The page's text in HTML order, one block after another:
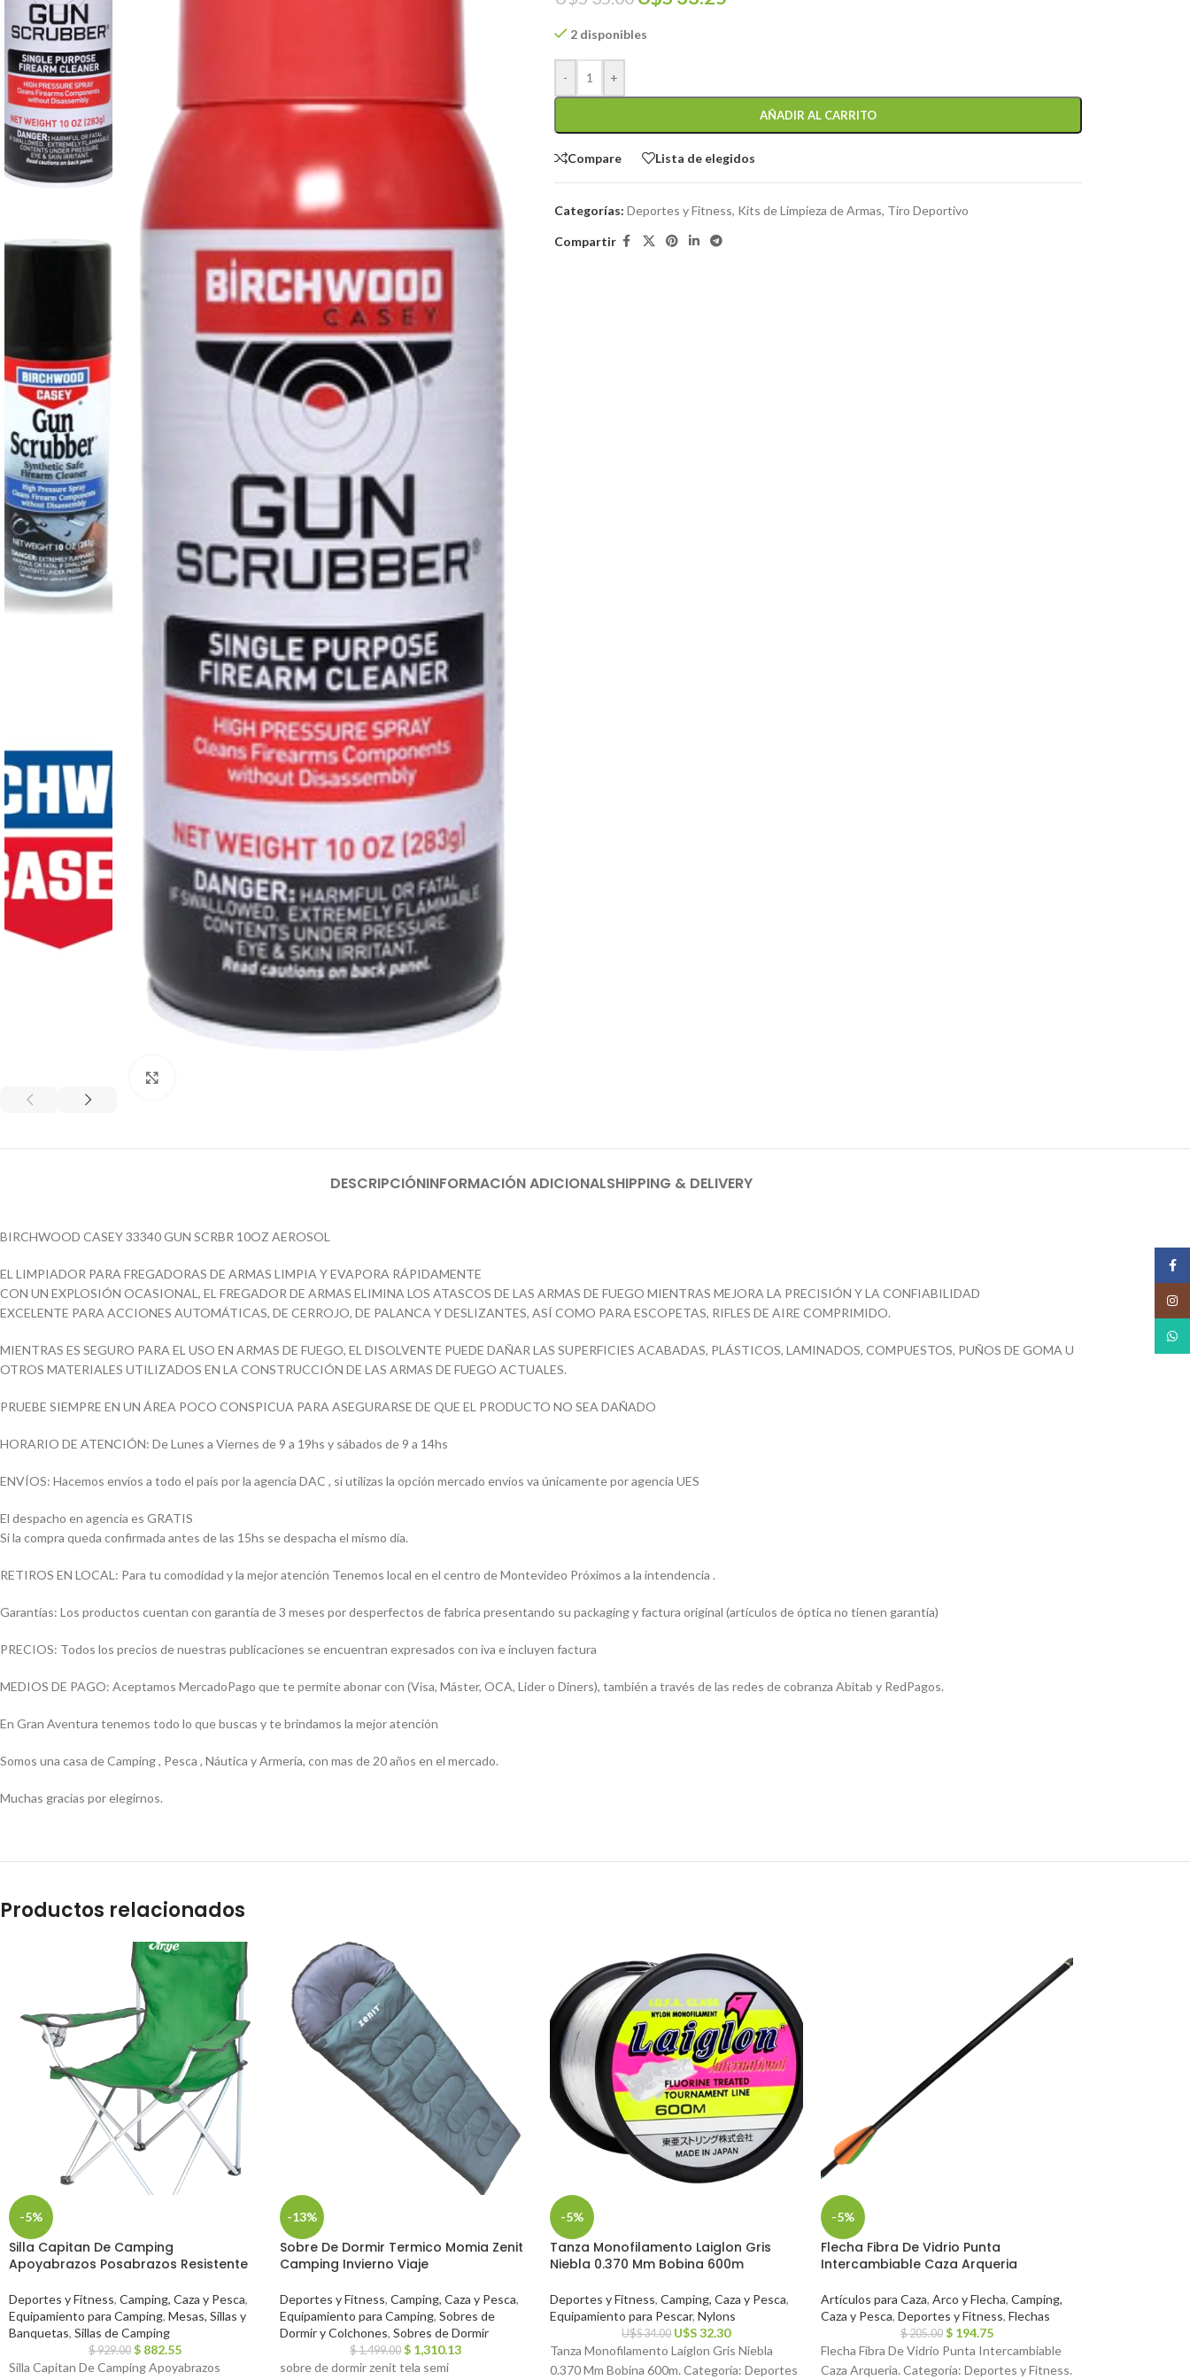
2 disponibles
- +
AÑADIR AL CARRITO
Compare Lista de elegidos
Categorías: Deportes y Fitness, Kits de Limpieza de Armas, Tiro Deportivo
Compartir
DESCRIPCIÓNINFORMACIÓN ADICIONALSHIPPING & DELIVERY
BIRCHWOOD CASEY 33340 GUN SCRBR 10OZ AEROSOL
EL LIMPIADOR PARA FREGADORAS DE ARMAS LIMPIA Y EVAPORA RÁPIDAMENTE
CON UN EXPLOSIÓN OCASIONAL, EL FREGADOR DE ARMAS ELIMINA LOS ATASCOS DE LAS ARMAS DE FUEGO MIENTRAS MEJORA LA PRECISIÓN Y LA CONFIABILIDAD
EXCELENTE PARA ACCIONES AUTOMÁTICAS, DE CERROJO, DE PALANCA Y DESLIZANTES, ASÍ COMO PARA ESCOPETAS, RIFLES DE AIRE COMPRIMIDO.
MIENTRAS ES SEGURO PARA EL USO EN ARMAS DE FUEGO, EL DISOLVENTE PUEDE DAÑAR LAS SUPERFICIES ACABADAS, PLÁSTICOS, LAMINADOS, COMPUESTOS, PUÑOS DE GOMA U
OTROS MATERIALES UTILIZADOS EN LA CONSTRUCCIÓN DE LAS ARMAS DE FUEGO ACTUALES.
PRUEBE SIEMPRE EN UN ÁREA POCO CONSPICUA PARA ASEGURARSE DE QUE EL PRODUCTO NO SEA DAÑADO
HORARIO DE ATENCIÓN: De Lunes a Viernes de 9 a 19hs y sábados de 9 a 14hs
ENVÍOS: Hacemos envíos a todo el país por la agencia DAC , si utilizas la opción mercado envíos va únicamente por agencia UES
El despacho en agencia es GRATIS
Si la compra queda confirmada antes de las 15hs se despacha el mismo día.
RETIROS EN LOCAL: Para tu comodidad y la mejor atención Tenemos local en el centro de Montevideo Próximos a la intendencia .
Garantías: Los productos cuentan con garantía de 3 meses por desperfectos de fabrica presentando su packaging y factura original (artículos de óptica no tienen garantía)
PRECIOS: Todos los precios de nuestras publicaciones se encuentran expresados con iva e incluyen factura
MEDIOS DE PAGO: Aceptamos MercadoPago que te permite abonar con (Visa, Máster, OCA, Lider o Diners), también a través de las redes de cobranza Abitab y RedPagos.
En Gran Aventura tenemos todo lo que buscas y te brindamos la mejor atención
Somos una casa de Camping , Pesca , Náutica y Armería, con mas de 20 años en el mercado.
Muchas gracias por elegirnos.
Productos relacionados
-5%
Silla Capitan De Camping
Apoyabrazos Posabrazos Resistente
Deportes y Fitness, Camping, Caza y Pesca,
Equipamiento para Camping, Mesas, Sillas y
Banquetas, Sillas de Camping
$929.00 $ 882.55
Silla Capitan De Camping Apoyabrazos
-13%
Sobre De Dormir Termico Momia Zenit
Camping Invierno Viaje
Deportes y Fitness, Camping, Caza y Pesca,
Equipamiento para Camping, Sobres de
Dormir y Colchones, Sobres de Dormir
$1,499.00 $ 1,310.13
sobre de dormir zenit tela semi
-5%
Tanza Monofilamento Laiglon Gris
Niebla 0.370 Mm Bobina 600m
Deportes y Fitness, Camping, Caza y Pesca,
Equipamiento para Pescar, Nylons
U$S34.00 U$S32.30
Tanza Monofilamento Laiglon Gris Niebla
0.370 Mm Bobina 600m. Categoría: Deportes
-5%
Flecha Fibra De Vidrio Punta
Intercambiable Caza Arqueria
Artículos para Caza, Arco y Flecha, Camping,
Caza y Pesca, Deportes y Fitness, Flechas
$205.00 $ 194.75
Flecha Fibra De Vidrio Punta Intercambiable
Caza Arqueria. Categoría: Deportes y Fitness.